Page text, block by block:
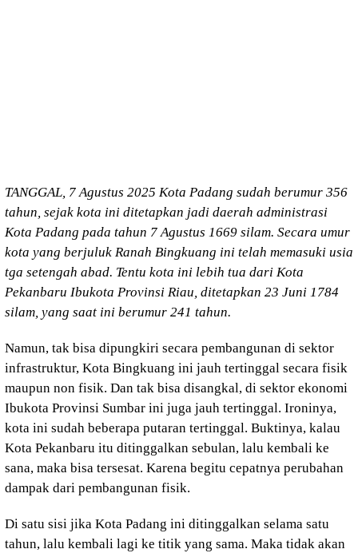
TANGGAL, 7 Agustus 2025 Kota Padang sudah berumur 356
tahun, sejak kota ini ditetapkan jadi daerah administrasi
Kota Padang pada tahun 7 Agustus 1669 silam. Secara umur
kota yang berjuluk Ranah Bingkuang ini telah memasuki usia
tga setengah abad. Tentu kota ini lebih tua dari Kota
Pekanbaru Ibukota Provinsi Riau, ditetapkan 23 Juni 1784
silam, yang saat ini berumur 241 tahun.
Namun, tak bisa dipungkiri secara pembangunan di sektor
infrastruktur, Kota Bingkuang ini jauh tertinggal secara fisik
maupun non fisik. Dan tak bisa disangkal, di sektor ekonomi
Ibukota Provinsi Sumbar ini juga jauh tertinggal. Ironinya,
kota ini sudah beberapa putaran tertinggal. Buktinya, kalau
Kota Pekanbaru itu ditinggalkan sebulan, lalu kembali ke
sana, maka bisa tersesat. Karena begitu cepatnya perubahan
dampak dari pembangunan fisik.
Di satu sisi jika Kota Padang ini ditinggalkan selama satu
tahun, lalu kembali lagi ke titik yang sama. Maka tidak akan